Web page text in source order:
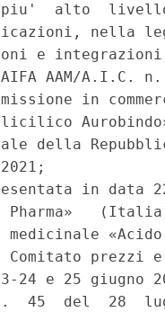
piu'  alto
nella
e
AAM/A.I.C.
in
della
in data
Pharma»
Comitato prezzi
24 e 25 giugno
45  del  28